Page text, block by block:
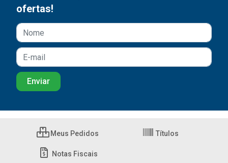
ofertas!
Meus Pedidos Títulos
Notas Fiscais